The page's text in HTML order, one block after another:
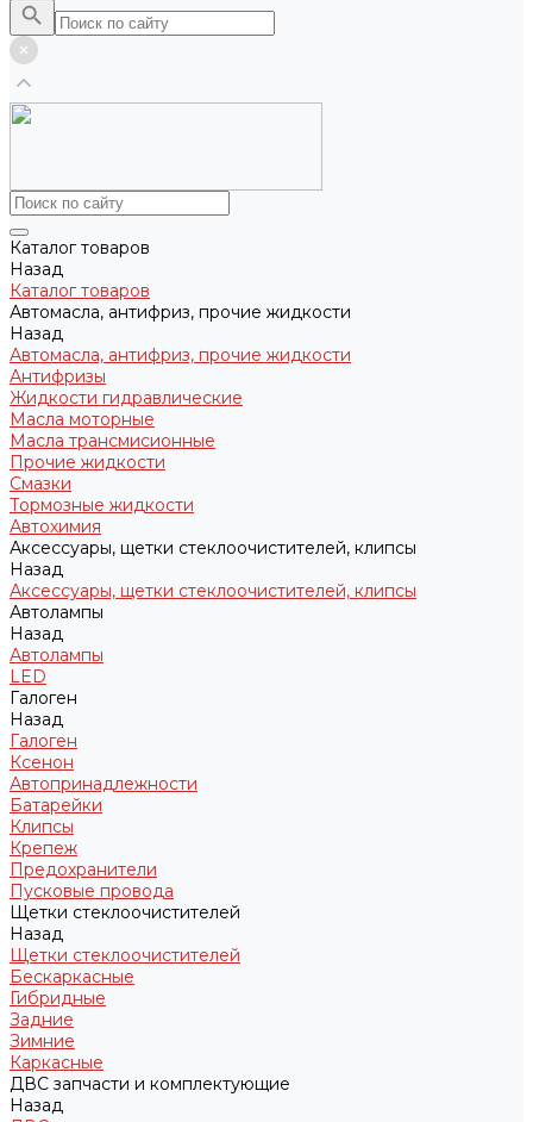
Каталог товаров
Назад
Каталог товаров
Автомасла, антифриз, прочие жидкости
Назад
Автомасла, антифриз, прочие жидкости
Антифризы
Жидкости гидравлические
Масла моторные
Масла трансмисионные
Прочие жидкости
Смазки
Тормозные жидкости
Автохимия
Аксессуары, щетки стеклоочистителей, клипсы
Назад
Аксессуары, щетки стеклоочистителей, клипсы
Автолампы
Назад
Автолампы
LED
Галоген
Назад
Галоген
Ксенон
Автопринадлежности
Батарейки
Клипсы
Крепеж
Предохранители
Пусковые провода
Щетки стеклоочистителей
Назад
Щетки стеклоочистителей
Бескаркасные
Гибридные
Задние
Зимние
Каркасные
ДВС запчасти и комплектующие
Назад